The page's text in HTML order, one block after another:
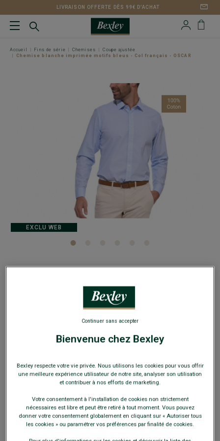
LIVRAISON OFFERTE DÈS 99€ D'ACHAT
Accueil Fins de série Chemises
Coupe ajustée
Chemise blanche imprimée motifs bleus - Col français - OSCAR
Chemise blanche imprimée motifs bleus - Col
Chemise homme Manches longues - 100% coton - Coupe
22,00 €
Payez en plusieurs fois dès 199€ d'achat
EXCLU WEB
Bienvenue chez Bexley
Bexley respecte votre vie privée. Nous utilisons les cookies pour vous offrir
une meilleure expérience utilisateur de notre site, analyser son utilisation
et contribuer à nos efforts de marketing.
Votre consentement à l'installation de cookies non strictement
nécessaires est libre et peut être retiré à tout moment. Vous pouvez
donner votre consentement globalement en cliquant sur « Autoriser tous
les cookies » ou paramétrer vos préférences par finalité de cookies.
Continuer sans accepter